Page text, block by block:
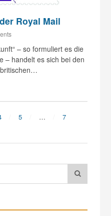
Royal Mail
– so formuliert es die
– handelt es sich bei den
5 … 7